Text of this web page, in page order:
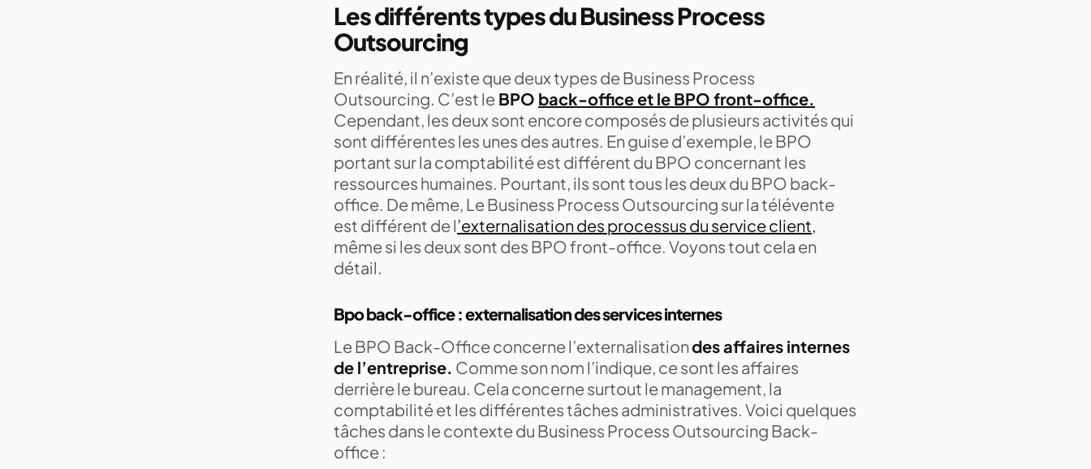
Les différents types du Business Process
Outsourcing
En réalité, il n’existe que deux types de Business Process
Outsourcing. C’est le BPO back-office et le BPO front-office.
Cependant, les deux sont encore composés de plusieurs activités qui
sont différentes les unes des autres. En guise d’exemple, le BPO
portant sur la comptabilité est différent du BPO concernant les
ressources humaines. Pourtant, ils sont tous les deux du BPO back-
office. De même, Le Business Process Outsourcing sur la télévente
est différent de l’externalisation des processus du service client,
même si les deux sont des BPO front-office. Voyons tout cela en
détail.
Bpo back-office : externalisation des services internes
Le BPO Back-Office concerne l’externalisationdes affaires internes
de l’entreprise. Comme son nom l’indique, ce sont les affaires
derrière le bureau. Cela concerne surtout le management, la
comptabilité et les différentes tâches administratives. Voici quelques
tâches dans le contexte du Business Process Outsourcing Back-
office :